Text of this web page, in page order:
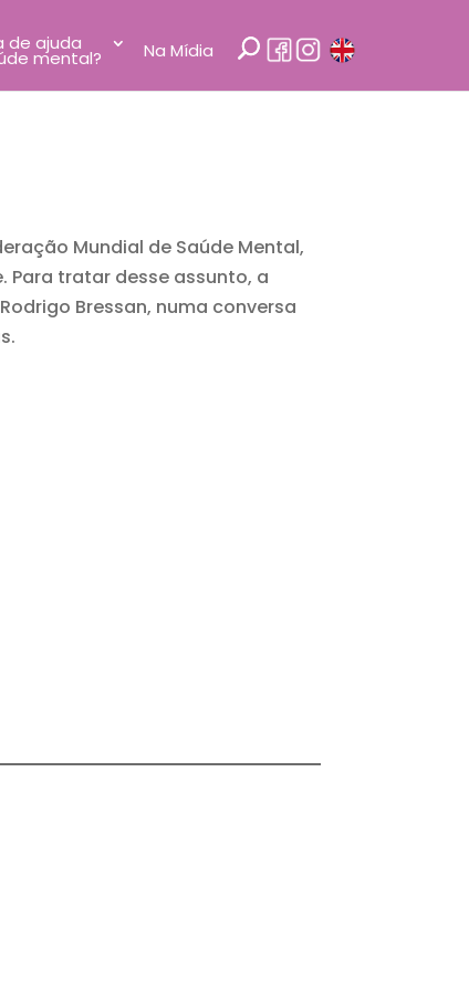
de ajuda
mental? Na Mídia
Mundial de Saúde Mental,
tratar desse assunto, a
Bressan, numa conversa